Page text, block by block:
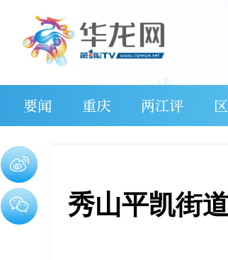
要闻 重庆 两江评
秀山平凯街